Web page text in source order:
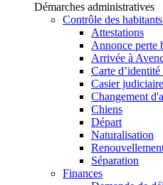
Démarches administratives
Contrôle des
Attestations
Annonce perte
Arrivée à
Carte d’identité
Casier
Changement
Chiens
Départ
Naturalisation
Séparation
Finances